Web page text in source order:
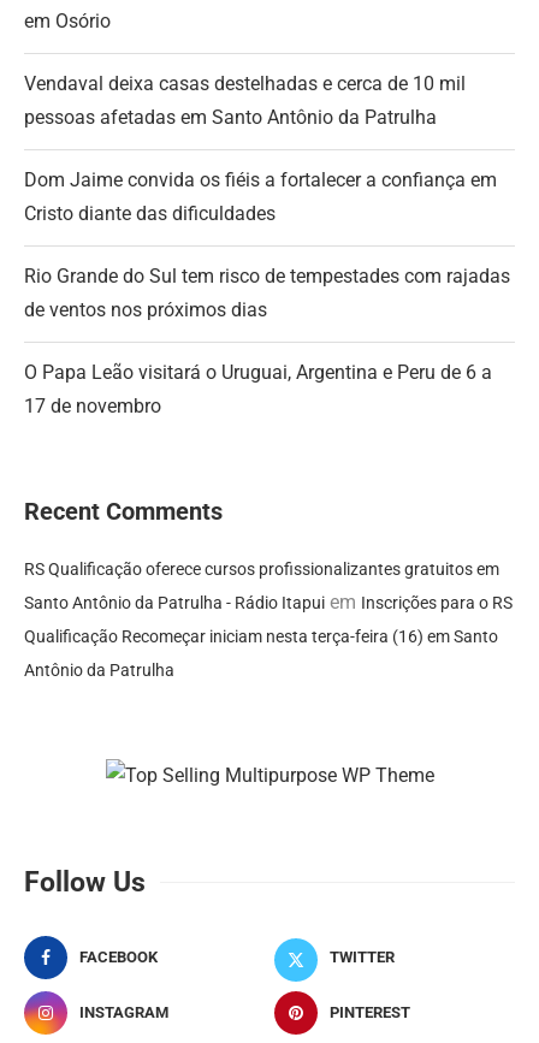
em Osório
Vendaval deixa casas destelhadas e cerca de 10 mil
pessoas afetadas em Santo Antônio da Patrulha
Dom Jaime convida os fiéis a fortalecer a confiança em
Cristo diante das dificuldades
Rio Grande do Sul tem risco de tempestades com rajadas
de ventos nos próximos dias
O Papa Leão visitará o Uruguai, Argentina e Peru de 6 a
17 de novembro
Recent Comments
RS Qualificação oferece cursos profissionalizantes gratuitos em
Santo Antônio da Patrulha - Rádio Itapui em Inscrições para o RS
Qualificação Recomeçar iniciam nesta terça-feira (16) em Santo
Antônio da Patrulha
Follow Us
FACEBOOK TWITTER
INSTAGRAM PINTEREST